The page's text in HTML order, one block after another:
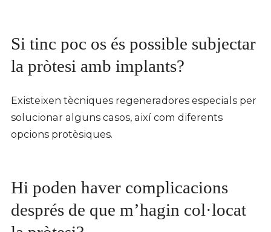
Si tinc poc os és possible subjectar
la pròtesi amb implants?
Existeixen tècniques regeneradores especials per
solucionar alguns casos, així com diferents
opcions protèsiques.
Hi poden haver complicacions
després de que m’hagin col·locat